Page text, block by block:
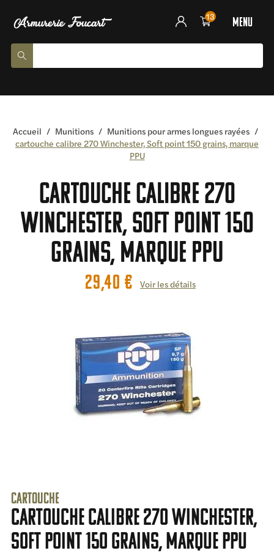
13 menu
Accueil / Munitions / Munitions pour armes longues rayées /
cartouche calibre 270 Winchester, Soft point 150 grains, marque
PPU
cartouche calibre 270
Winchester, Soft point 150
grains, marque PPU
29,40 € Voir les détails
Cartouche
cartouche calibre 270 Winchester,
Soft point 150 grains, marque PPU